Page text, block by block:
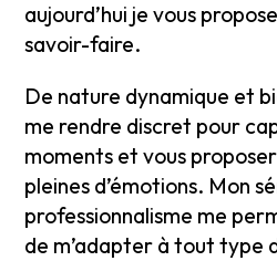
aujourd’hui je vous
savoir-faire.
De nature dynamique et
me rendre discret pour
moments et vous
pleines d’émotions. Mon
professionnalisme me
de m’adapter à tout type